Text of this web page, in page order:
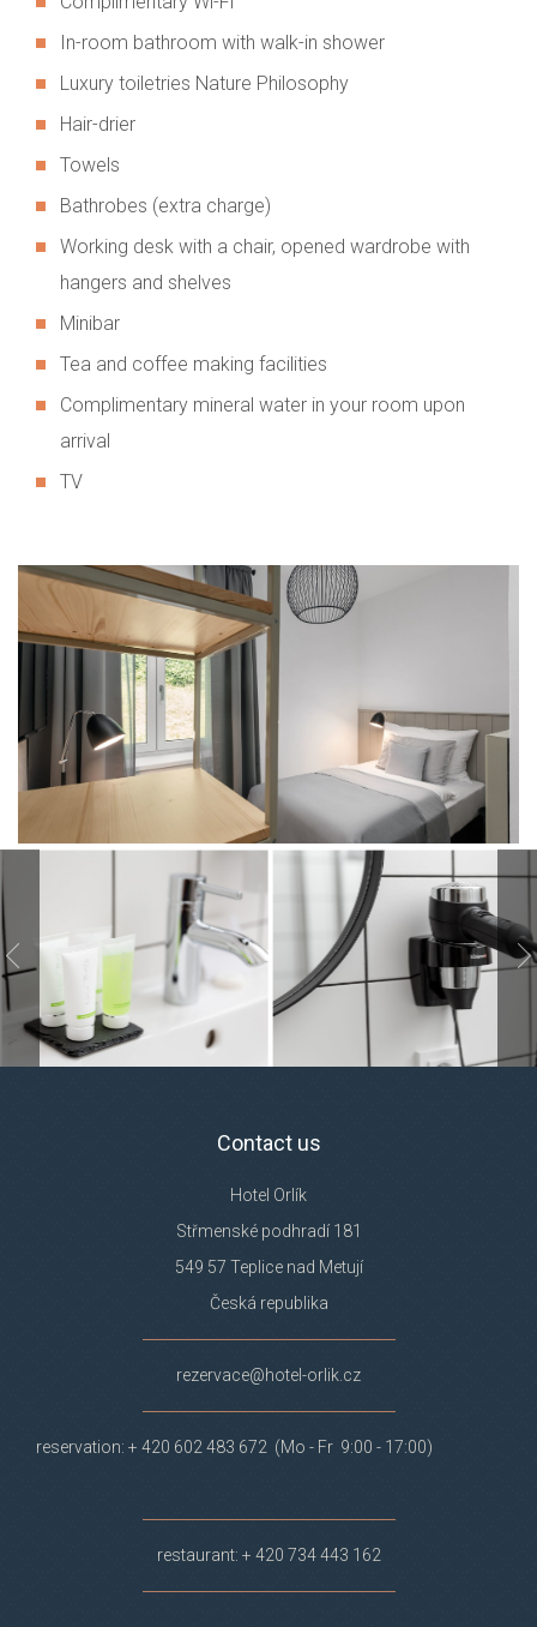
In-room bathroom with walk-in shower
Luxury toiletries Nature Philosophy
Hair-drier
Towels
Bathrobes (extra charge)
Working desk with a chair, opened wardrobe with
hangers and shelves
Minibar
Tea and coffee making facilities
Complimentary mineral water in your room upon
arrival
TV
Contact us
Hotel Orlík
Střmenské podhradí 181
549 57 Teplice nad Metují
Česká republika
rezervace@hotel-orlik.cz
reservation: + 420 602 483 672 (Mo - Fr 9:00 - 17:00)
restaurant: + 420 734 443 162